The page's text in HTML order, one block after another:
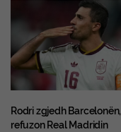
Rodri zgjedh Barcelonën,
refuzon Real Madridin